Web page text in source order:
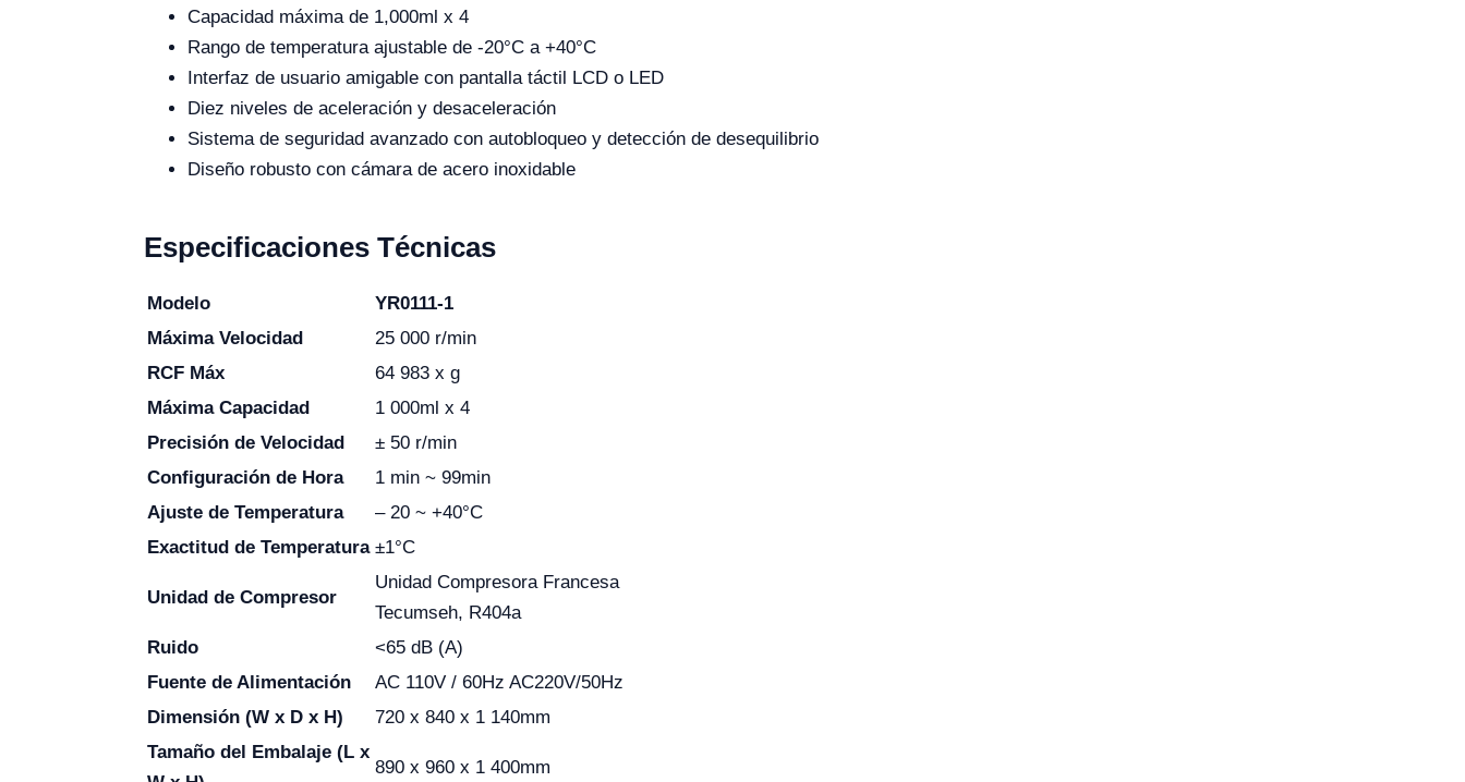
Capacidad máxima de 1,000ml x 4
Rango de temperatura ajustable de -20°C a +40°C
Interfaz de usuario amigable con pantalla táctil LCD o LED
Diez niveles de aceleración y desaceleración
Sistema de seguridad avanzado con autobloqueo y detección de desequilibrio
Diseño robusto con cámara de acero inoxidable
Especificaciones Técnicas
Modelo
YR0111-1
Máxima Velocidad
25 000 r/min
RCF Máx
64 983 x g
Máxima Capacidad
1 000ml x 4
Precisión de Velocidad
± 50 r/min
Configuración de Hora
1 min ~ 99min
Ajuste de Temperatura
– 20 ~ +40°C
Exactitud de Temperatura ±1°C
Unidad de Compresor
Unidad Compresora Francesa
Tecumseh, R404a
Ruido
<65 dB (A)
Fuente de Alimentación
AC 110V / 60Hz AC220V/50Hz
Dimensión (W x D x H)
720 x 840 x 1 140mm
Tamaño del Embalaje (L x
890 x 960 x 1 400mm